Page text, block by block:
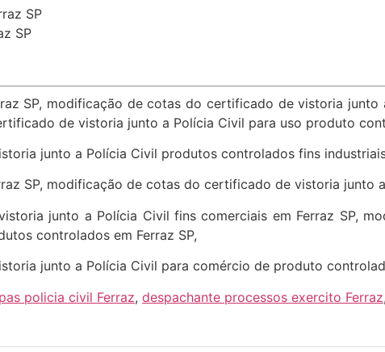
SP
SP
SP, modificação de cotas do certificado de vistoria
de vistoria junto a Polícia Civil para uso produto
junto a Polícia Civil produtos controlados fins industriais
SP, modificação de cotas do certificado de vistoria junto
junto a Polícia Civil fins comerciais em Ferraz SP,
controlados em Ferraz SP,
junto a Polícia Civil para comércio de produto
policia civil Ferraz, despachante processos exercito Ferraz,